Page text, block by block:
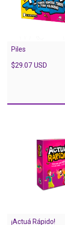
Piles
$29.07 USD
¡Actuá Rápido!